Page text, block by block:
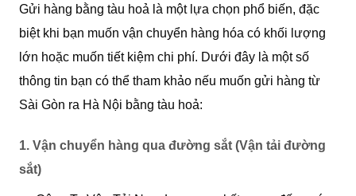
Gửi hàng bằng tàu hoả là một lựa chọn phổ biến, đặc
biệt khi bạn muốn vận chuyển hàng hóa có khối lượng
lớn hoặc muốn tiết kiệm chi phí. Dưới đây là một số
thông tin bạn có thể tham khảo nếu muốn gửi hàng từ
Sài Gòn ra Hà Nội bằng tàu hoả:
1. Vận chuyển hàng qua đường sắt (Vận tải đường
sắt)